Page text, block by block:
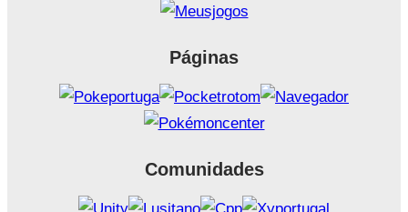
Páginas
Comunidades